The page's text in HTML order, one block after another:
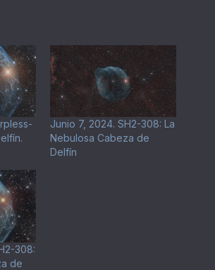
Junio 7, 2024. SH2-308: La
Nebulosa Cabeza de
Delfín
308:
de